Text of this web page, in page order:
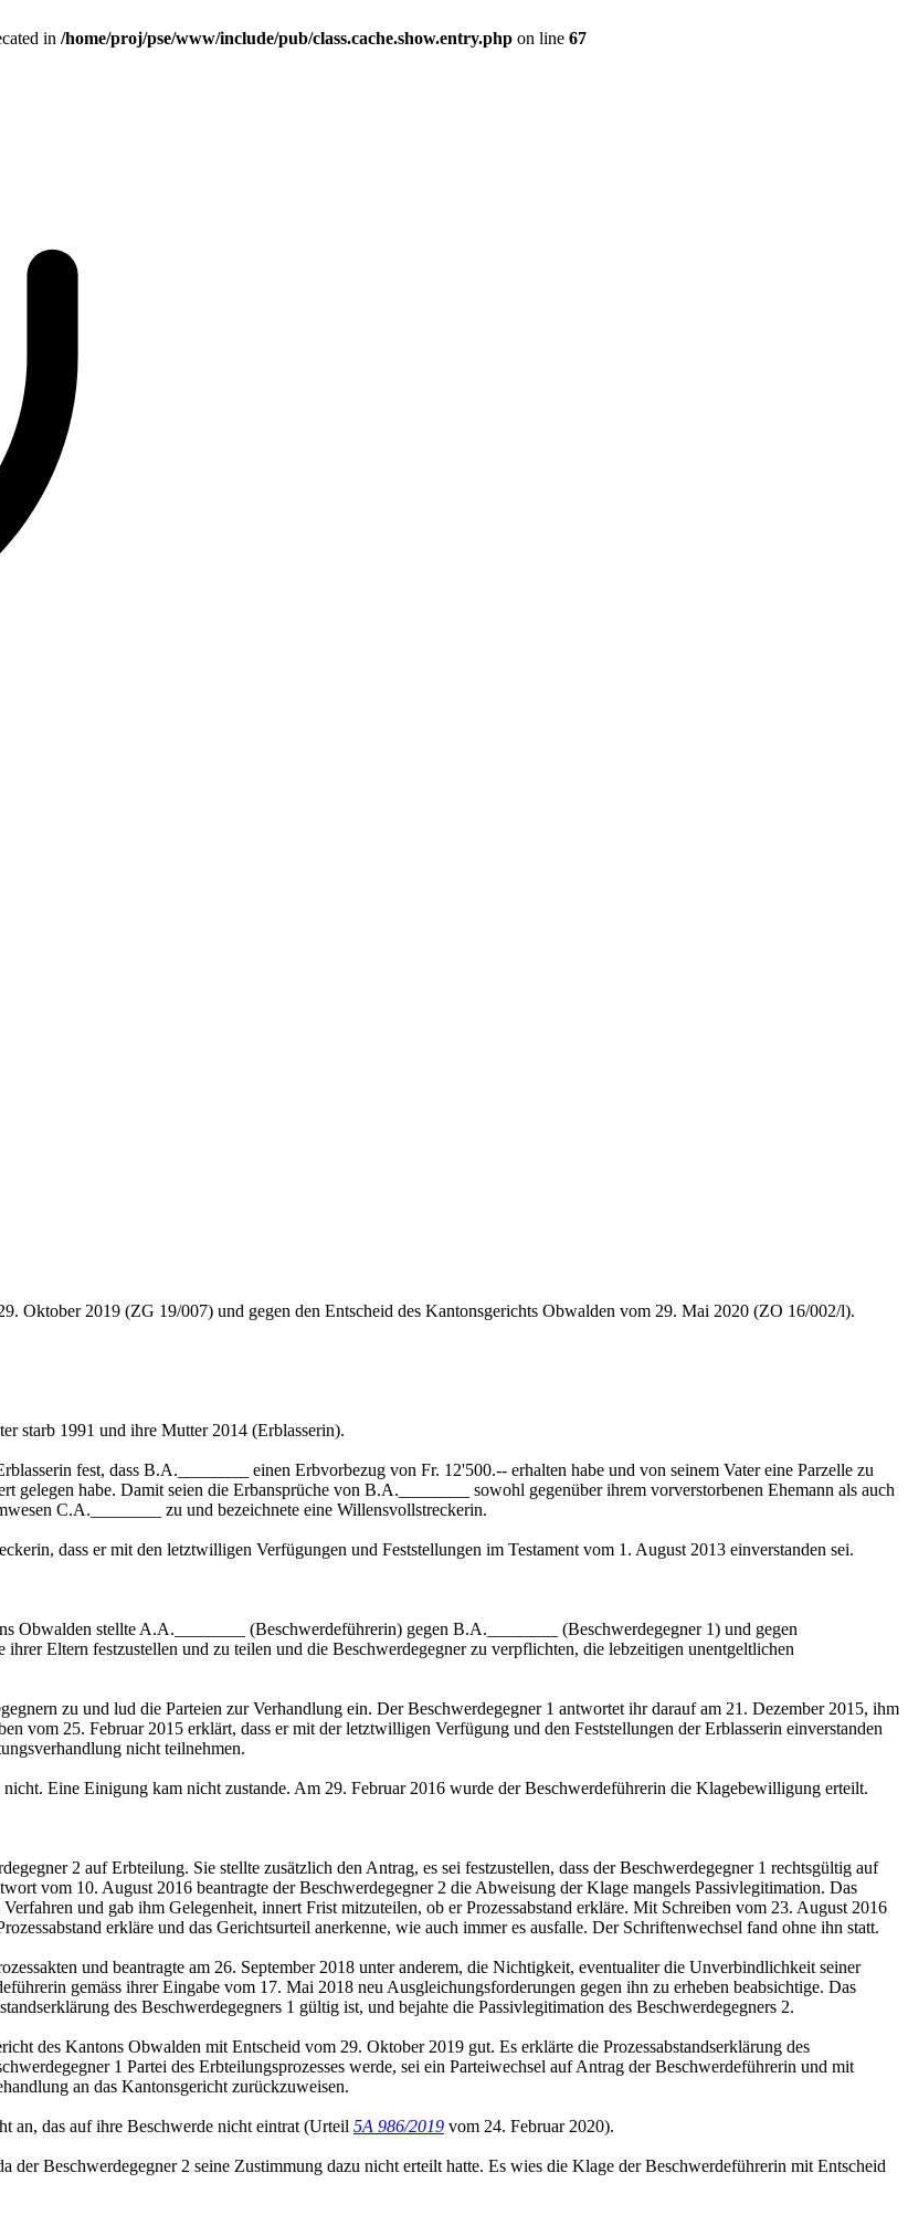
in /home/proj/pse/www/include/pub/class.cache.show.entry.php on line 67
Oktober 2019 (ZG 19/007) und gegen den Entscheid des Kantonsgerichts Obwalden vom 29. Mai 2020 (ZO 16/002/l).
starb 1991 und ihre Mutter 2014 (Erblasserin).
fest, dass B.A.________ einen Erbvorbezug von Fr. 12'500.-- erhalten habe und von seinem Vater eine Parzelle zu
gelegen habe. Damit seien die Erbansprüche von B.A.________ sowohl gegenüber ihrem vorverstorbenen Ehemann als auch
C.A.________ zu und bezeichnete eine Willensvollstreckerin.
dass er mit den letztwilligen Verfügungen und Feststellungen im Testament vom 1. August 2013 einverstanden sei.
Obwalden stellte A.A.________ (Beschwerdeführerin) gegen B.A.________ (Beschwerdegegner 1) und gegen
Eltern festzustellen und zu teilen und die Beschwerdegegner zu verpflichten, die lebzeitigen unentgeltlichen
zu und lud die Parteien zur Verhandlung ein. Der Beschwerdegegner 1 antwortet ihr darauf am 21. Dezember 2015, ihm
vom 25. Februar 2015 erklärt, dass er mit der letztwilligen Verfügung und den Feststellungen der Erblasserin einverstanden
nicht teilnehmen.
Eine Einigung kam nicht zustande. Am 29. Februar 2016 wurde der Beschwerdeführerin die Klagebewilligung erteilt.
2 auf Erbteilung. Sie stellte zusätzlich den Antrag, es sei festzustellen, dass der Beschwerdegegner 1 rechtsgültig auf
vom 10. August 2016 beantragte der Beschwerdegegner 2 die Abweisung der Klage mangels Passivlegitimation. Das
und gab ihm Gelegenheit, innert Frist mitzuteilen, ob er Prozessabstand erkläre. Mit Schreiben vom 23. August 2016
erkläre und das Gerichtsurteil anerkenne, wie auch immer es ausfalle. Der Schriftenwechsel fand ohne ihn statt.
und beantragte am 26. September 2018 unter anderem, die Nichtigkeit, eventualiter die Unverbindlichkeit seiner
gemäss ihrer Eingabe vom 17. Mai 2018 neu Ausgleichungsforderungen gegen ihn zu erheben beabsichtige. Das
des Beschwerdegegners 1 gültig ist, und bejahte die Passivlegitimation des Beschwerdegegners 2.
des Kantons Obwalden mit Entscheid vom 29. Oktober 2019 gut. Es erklärte die Prozessabstandserklärung des
1 Partei des Erbteilungsprozesses werde, sei ein Parteiwechsel auf Antrag der Beschwerdeführerin und mit
an das Kantonsgericht zurückzuweisen.
an, das auf ihre Beschwerde nicht eintrat (Urteil 5A 986/2019 vom 24. Februar 2020).
der Beschwerdegegner 2 seine Zustimmung dazu nicht erteilt hatte. Es wies die Klage der Beschwerdeführerin mit Entscheid